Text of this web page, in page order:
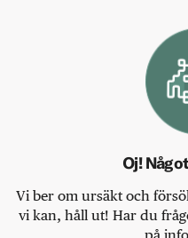
Oj!
Vi ber om ursäkt och
vi kan, håll ut! Har du